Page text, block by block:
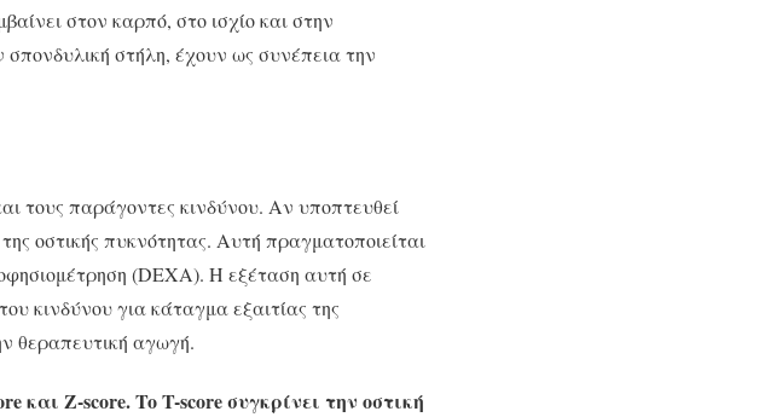
στον καρπό, στο ισχίο και στην
στήλη, έχουν ως συνέπεια την
τους παράγοντες κινδύνου. Αν υποπτευθεί
οστικής πυκνότητας. Αυτή πραγματοποιείται
(DEXA). Η εξέταση αυτή σε
κινδύνου για κάταγμα εξαιτίας της
θεραπευτική αγωγή.
Z-score. To T-score συγκρίνει την οστική